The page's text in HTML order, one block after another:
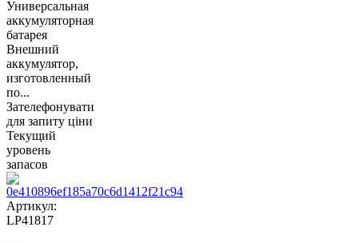
Универсальная
аккумуляторная
батарея
Внешний
аккумулятор,
изготовленный
по...
Зателефонувати
для запиту ціни
Текущий
уровень
запасов
Артикул:
LP41817